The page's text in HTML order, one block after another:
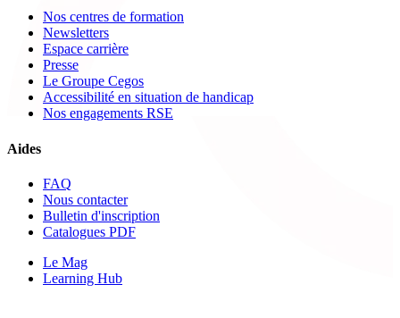
Nos centres de formation
Newsletters
Espace carrière
Presse
Le Groupe Cegos
Accessibilité en situation de handicap
Nos engagements RSE
Aides
FAQ
Nous contacter
Bulletin d'inscription
Catalogues PDF
Le Mag
Learning Hub